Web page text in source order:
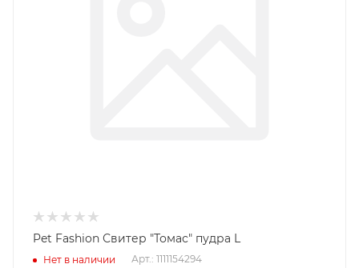
Pet Fashion Свитер "Томас" пудра L
Нет в наличии Арт.: 1111154294